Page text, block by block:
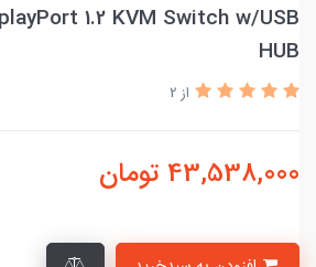
1.2 KVM Switch w/USB
HUB
از 2
43,538,000 تومان